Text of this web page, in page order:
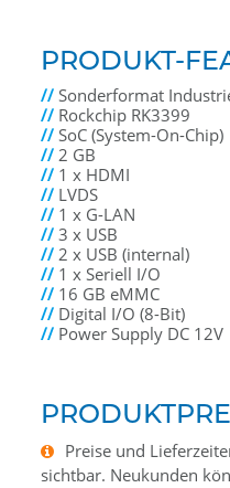
PRODUKT-
//Sonderformat
// Rockchip RK3399
//SoC (System-On-Chip)
//2 GB
// 1 x HDMI
// LVDS
// 1 x G-LAN
//3 x USB
//2 x USB (internal)
// 1 x Seriell I/O
// 16 GB eMMC
// Digital I/O (8-Bit)
// Power Supply DC 12V
Preise und
sichtbar. Neukunden